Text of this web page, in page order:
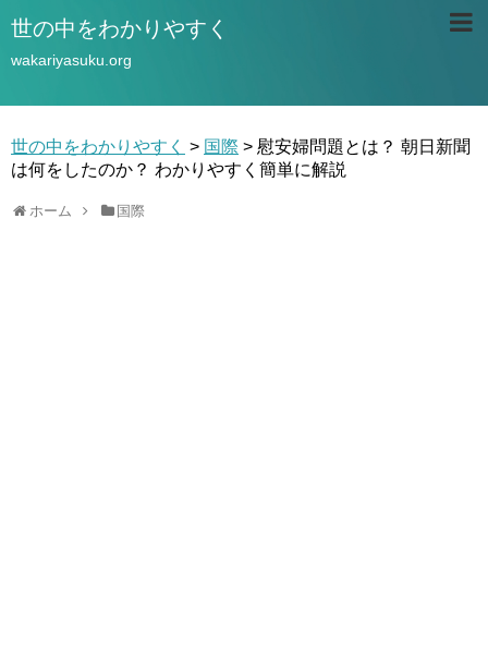
世の中をわかりやすく
wakariyasuku.org
世の中をわかりやすく > 国際 > 慰安婦問題とは？ 朝日新聞
は何をしたのか？ わかりやすく簡単に解説
ホーム 国際